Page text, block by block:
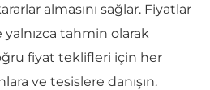
almasını sağlar. Fiyatlar
tahmin olarak
fiyat teklifleri için her
ve tesislere danışın.